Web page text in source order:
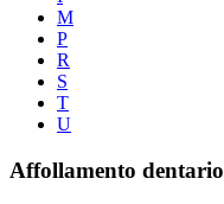
M
P
R
S
T
U
Affollamento dentario